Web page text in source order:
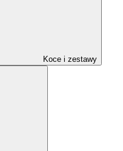
Koce i zestawy